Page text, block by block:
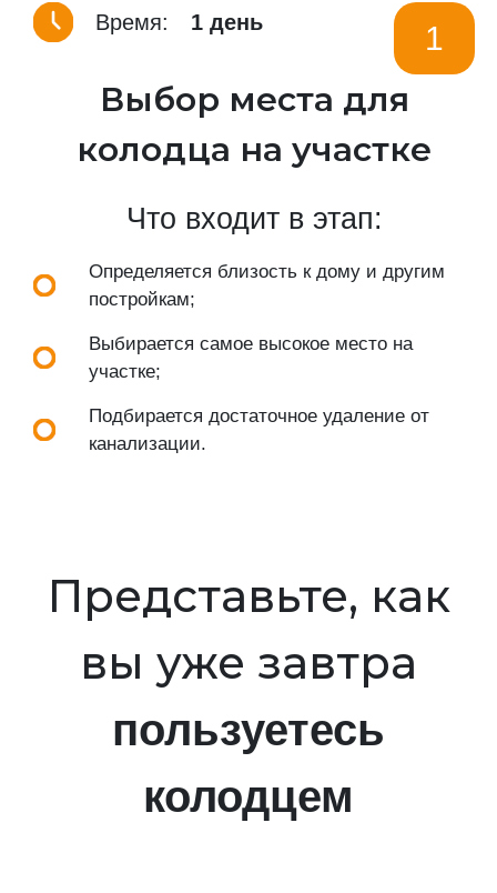
Время: 1 день 1
Выбор места для
колодца на участке
Что входит в этап:
Определяется близость к дому и другим
постройкам;
Выбирается самое высокое место на
участке;
Подбирается достаточное удаление от
канализации.
Представьте, как
вы уже завтра
пользуетесь
колодцем